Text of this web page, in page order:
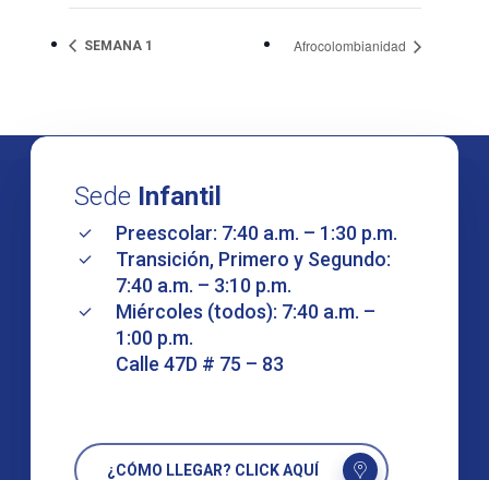
SEMANA 1 Afrocolombianidad
Sede Infantil
Preescolar: 7:40 a.m. – 1:30 p.m.
Transición, Primero y Segundo:
7:40 a.m. – 3:10 p.m.
Miércoles (todos): 7:40 a.m. –
1:00 p.m.
Calle 47D # 75 – 83
¿CÓMO LLEGAR? CLICK AQUÍ